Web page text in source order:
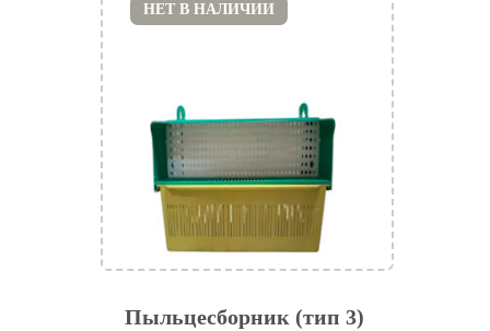
Пыльцесборник (тип 3)
НЕТ В НАЛИЧИИ